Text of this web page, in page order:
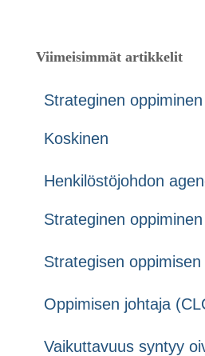
Viimeisimmät artikkelit
Strateginen
Koskinen
Henkilöstöjohdon
Strateginen
Strategisen
Oppimisen johtaja
Vaikuttavuus syntyy